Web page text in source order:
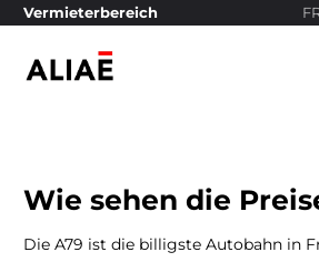
Vermieterbereich
Bezahlseite
Wie sehen die
Die A79 ist die billigste Autobahn in